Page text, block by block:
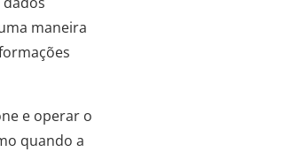
maneira
e operar o
quando a